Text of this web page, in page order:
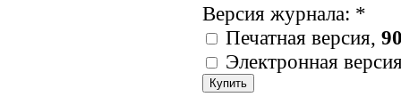
Версия журнала: *
Печатная версия,
Электронная